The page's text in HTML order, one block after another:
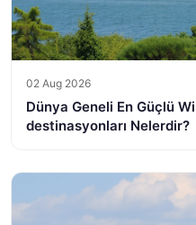
02 Aug 2026
Dünya Geneli En Güçlü
destinasyonları Nelerdir?